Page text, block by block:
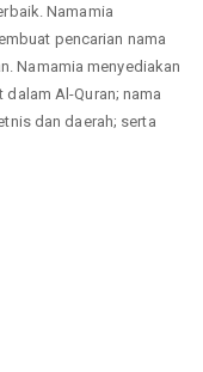
Namamia
pencarian nama
Namamia menyediakan
Al-Quran; nama
dan daerah; serta